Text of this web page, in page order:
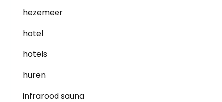
hezemeer
hotel
hotels
huren
infrarood sauna